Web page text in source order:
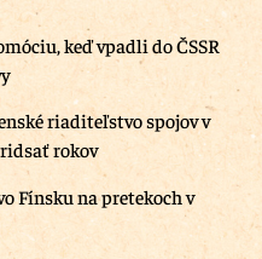
keď vpadli do ČSSR
riaditeľstvo spojov v
rokov
Fínsku na pretekoch v